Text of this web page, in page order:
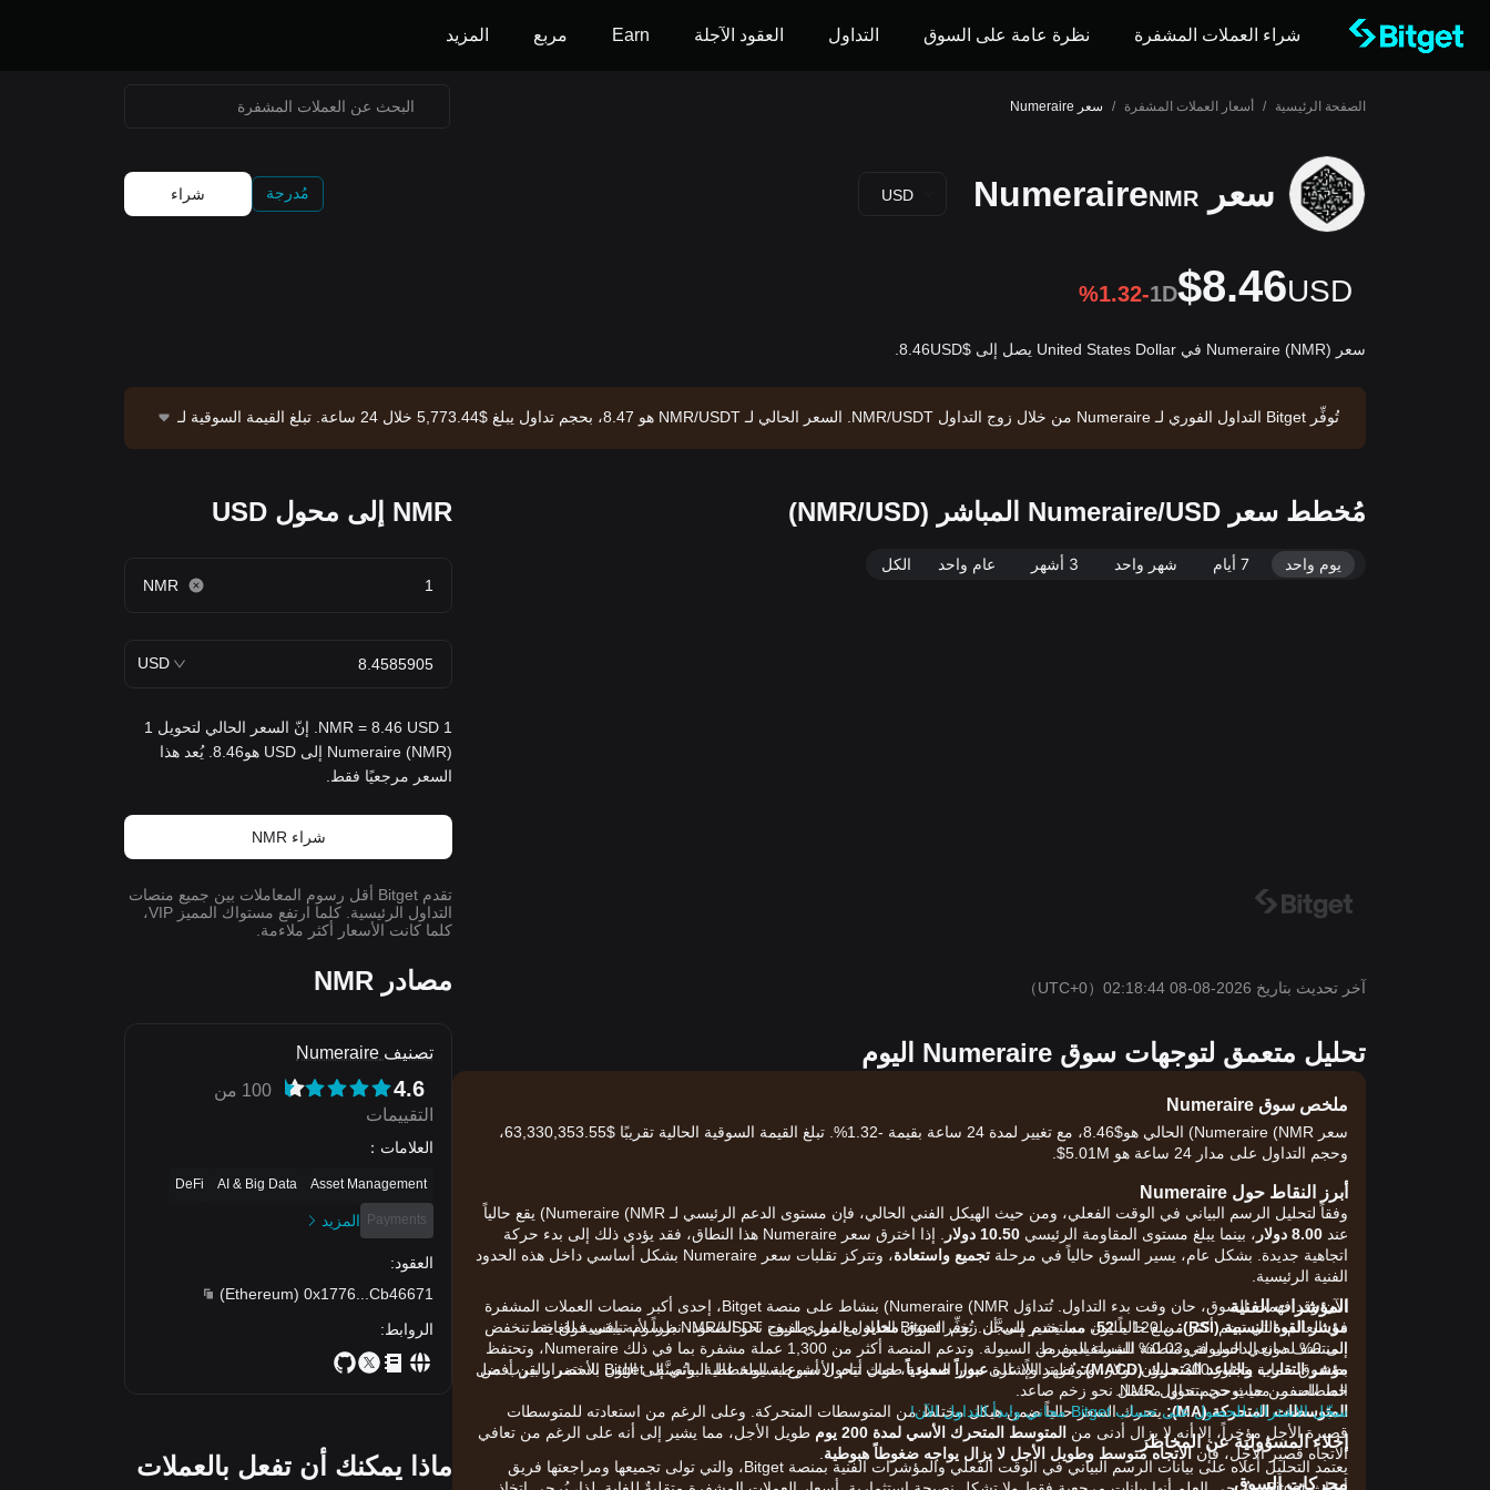
شراء العملات المشفرة نظرة عامة على السوق التداول العقود الآجلة Earn مربع المزيد
الصفحة الرئيسية / أسعار العملات المشفرة / سعر Numeraire
سعر Numeraire NMR
USD مُدرجة شراء
$8.46USD
%1.32-1D
سعر Numeraire (NMR) في United States Dollar يصل إلى $8.46USD.
تُوفِّر Bitget التداول الفوري لـ Numeraire من خلال زوج التداول NMR/USDT. السعر الحالي لـ NMR/USDT هو 8.47، بحجم تداول يبلغ $5,773.44 خلال 24 ساعة. تبلغ القيمة السوقية لـ
مُخطط سعر Numeraire/USD المباشر (NMR/USD)
يوم واحد 7 أيام شهر واحد 3 أشهر عام واحد الكل
آخر تحديث بتاريخ 2026-08-08 02:18:44 （UTC+0）
تحليل متعمق لتوجهات سوق Numeraire اليوم
ملخص سوق Numeraire
سعر Numeraire (NMR) الحالي هو$8.46، مع تغيير لمدة 24 ساعة بقيمة -1.32%. تبلغ القيمة السوقية الحالية تقريبًا $63,330,353.55،
وحجم التداول على مدار 24 ساعة هو 5.01M$.
أبرز النقاط حول Numeraire
وفقاً لتحليل الرسم البياني في الوقت الفعلي، ومن حيث الهيكل الفني الحالي، فإن مستوى الدعم الرئيسي لـ Numeraire (NMR) يقع حالياً
عند 8.00 دولار ، بينما يبلغ مستوى المقاومة الرئيسي 10.50 دولار
. إذا اخترق سعر Numeraire هذا النطاق، فقد يؤدي ذلك إلى بدء حركة
اتجاهية جديدة. بشكل عام، يسير السوق حالياً في مرحلة تجميع واستعادة
، وتتركز تقلبات سعر Numeraire بشكل أساسي داخل هذه الحدود
الفنية الرئيسية.
المؤشرات الفنية
مؤشر القوة النسبية (RSI): يبلغ حالياً52، مما يشير إلى أن زخم السوقمحايدمع ميل طفيف نحو الصعود، نظراً لأنه يبقى فوق خط
المنتصف دون الدخول في منطقة الشراء المفرط.
مؤشر التقارب والتباعد المتحرك (MACD):
يُظهر الإشارةعبوراً صعودياً، حيث تتحول أشرطة المخطط البياني إلى اللون الأخضر بالقرب من
خط الصفر، مما يوحي بتحول محتمل نحو زخم صاعد.
المتوسطات المتحركة (MA):
يتحرك السعر حالياً ضمن هيكل مختلط من المتوسطات المتحركة. وعلى الرغم من استعادته للمتوسطات
قصيرة الأجل مؤخراً، إلا أنه لا يزال أدنى من المتوسط المتحرك الأسي لمدة 200 يوم
طويل الأجل، مما يشير إلى أنه على الرغم من تعافي
الاتجاه قصير الأجل، فإنالاتجاه متوسط وطويل الأجل لا يزال يواجه ضغوطاً هبوطية
محركات السوق
الآن وقد فهمت السوق، حان وقت بدء التداول. تُتداوَل Numeraire (NMR) بنشاط على منصة Bitget، إحدى أكبر منصات العملات المشفرة
في العالم، التي تضم أكثر من 120 مليون مستخدم مسجَّل. تُوفِّر Bitget التداول الفوري لزوج NMR/USDT برسوم تنافسية للغاية، تنخفض
إلى 0% لصانعي السيولة و0.03% للمستفيدين من السيولة. وتدعم المنصة أكثر من 1,300 عملة مشفرة بما في ذلك Numeraire، وتحتفظ
بصندوق حماية يتجاوز 300 مليون دولار، وتوفر تداولًا على مدار الساعة طوال أيام الأسبوع بسيولة عالية. وتُصنَّف Bitget باستمرار بين أفضل
المنصات من حيث حجم تداول NMR.
سجّل الاشتراك للحصول على حساب Bitget مجاني وابدأ التداول الآن!
إخلاء المسؤولية عن المخاطر
يعتمد التحليل أعلاه على بيانات الرسم البياني في الوقت الفعلي والمؤشرات الفنية بمنصة Bitget، والتي تولى تجميعها ومراجعتها فريق
NMR إلى محول USD
NMR
USD
1 NMR = 8.46 USD. إنّ السعر الحالي لتحويل 1
Numeraire (NMR) إلى USD هو8.46. يُعد هذا
السعر مرجعيًا فقط.
شراء NMR
تقدم Bitget أقل رسوم المعاملات بين جميع منصات
التداول الرئيسية. كلما ارتفع مستواك المميز VIP،
كلما كانت الأسعار أكثر ملاءمة.
مصادر NMR
تصنيف Numeraire
4.6
100 من
التقييمات
العلامات ：
Asset Management
AI & Big Data
DeFi
Payments المزيد
العقود:
0x1776
Cb46671
(
Ethereum
)
الروابط:
ماذا يمكنك أن تفعل بالعملات